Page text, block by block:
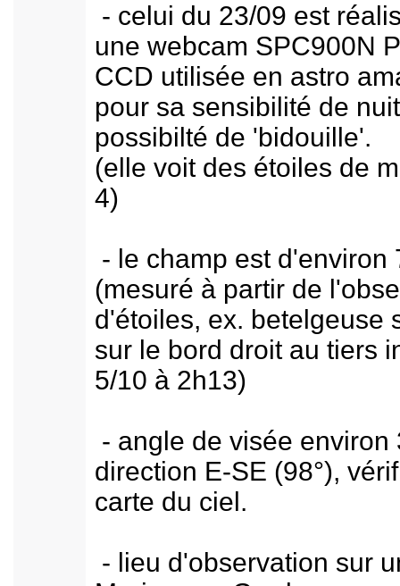
- celui du 23/09 est
une webcam SPC900N
CCD utilisée en astro
pour sa sensibilité de
possibilté de 'bidouille'.
(elle voit des étoiles de
4)
- le champ est d'environ
(mesuré à partir de
d'étoiles, ex. betelgeuse
sur le bord droit au tiers
5/10 à 2h13)
- angle de visée environ
direction E-SE (98°),
carte du ciel.
- lieu d'observation sur